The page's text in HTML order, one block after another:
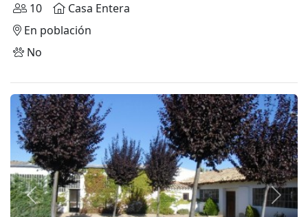
10
Casa Entera
En población
No
Anterior